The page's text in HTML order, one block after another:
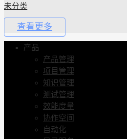
未分类
查看更多
产品
产品管理
项目管理
知识管理
测试管理
效能度量
协作空间
自动化